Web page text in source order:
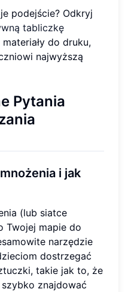
podejście? Odkryj
tabliczkę
do druku,
najwyższą
Pytania
i jak
(lub siatce
Twojej mapie do
narzędzie
dostrzegać
takie jak to, że
znajdować